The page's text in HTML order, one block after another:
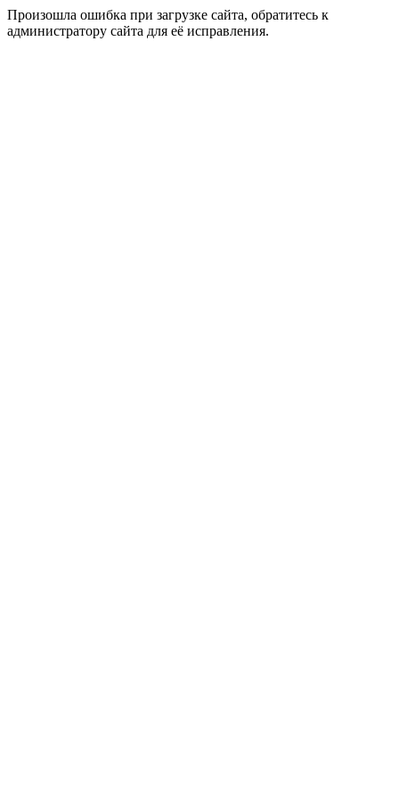
Произошла ошибка при загрузке сайта, обратитесь к
администратору сайта для её исправления.